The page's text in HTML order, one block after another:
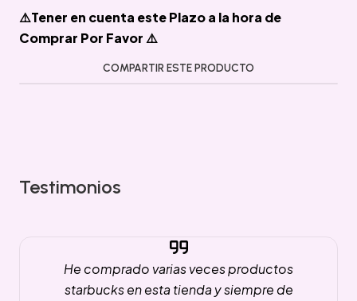
⚠️Tener en cuenta este Plazo a la hora de
Comprar Por Favor ⚠️
COMPARTIR ESTE PRODUCTO
Testimonios
He comprado varias veces productos
starbucks en esta tienda y siempre de